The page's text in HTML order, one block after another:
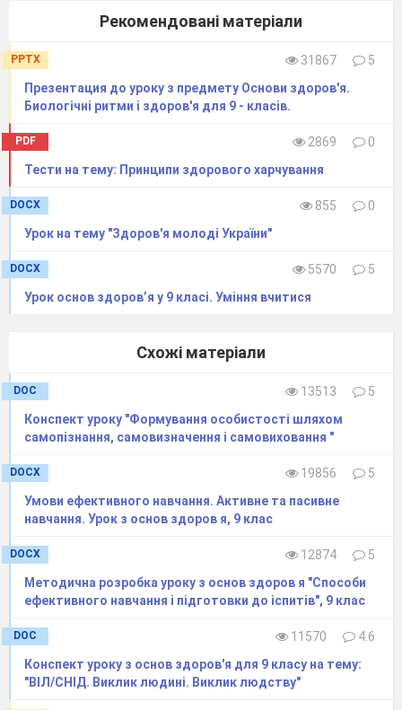
завдання 5.
Дослідження
матеріалами.
14
Критерії і мотиви
професії.
Практичне
професійних
схильностей.
15
Емоційне
благополуччя.
емоцій. Поняття
емоційної
Саморегуляція.
Методи
самоконтролю.
Рекомендовані матеріали
PPTX 31867
5
Презентация до уроку з предмету Основи здоров'я.
Биологічні ритми і здоров'я для 9 - класів.
PDF 2869
0
Тести на тему: Принципи здорового харчування
DOCX 855
0
Урок на тему "Здоров'я молоді України"
DOCX 5570
5
Урок основ здоров’я у 9 класі. Уміння вчитися
Схожі матеріали
DOC 13513
5
Конспект уроку "Формування особистості шляхом
самопізнання, самовизначення і самовиховання "
DOCX 19856
5
Умови ефективного навчання. Активне та пасивне
навчання. Урок з основ здоров я, 9 клас
DOCX 12874
5
Методична розробка уроку з основ здоров я "Способи
ефективного навчання і підготовки до іспитів", 9 клас
DOC 11570
4.6
Конспект уроку з основ здоров'я для 9 класу на тему:
"ВІЛ/СНІД. Виклик людині. Виклик людству"